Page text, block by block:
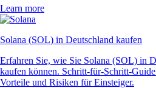
Learn more
Solana (SOL) in Deutschland kaufen
Erfahren Sie, wie Sie Solana (SOL) in
kaufen können. Schritt-für-Schritt-
Vorteile und Risiken für Einsteiger.